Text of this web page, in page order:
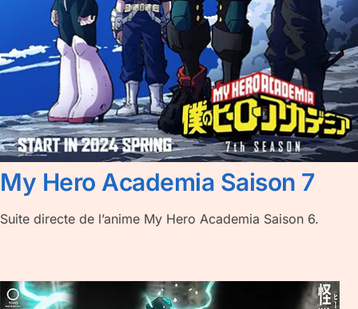
My Hero Academia Saison 7
Suite directe de l’anime My Hero Academia Saison 6.